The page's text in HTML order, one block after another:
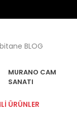
BLOG
MURANO CAM
SANATI
ÜRÜNLER